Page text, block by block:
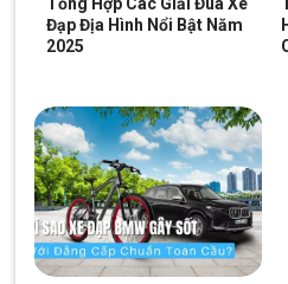
Bộ số Shimano cho cảm giác
từng địa hình di chuyển, giúp việc
Đạp Địa Hình Nổi Bật Năm
2025